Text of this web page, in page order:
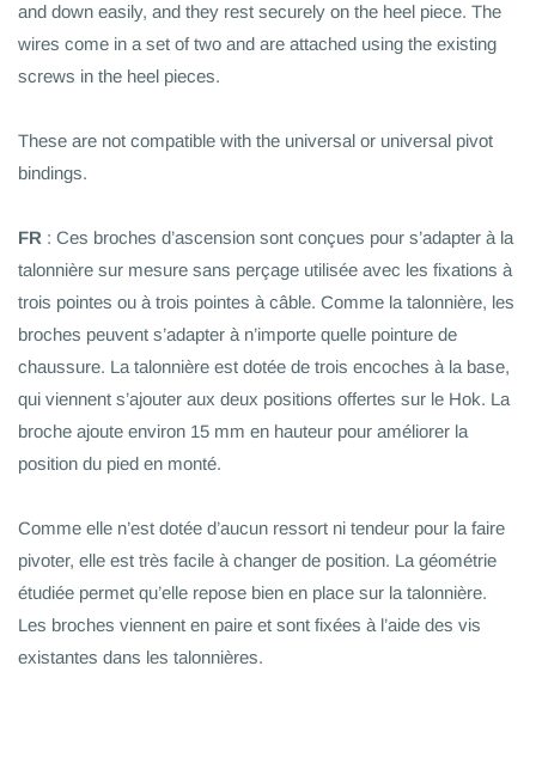
and down easily, and they rest securely on the heel piece. The
wires come in a set of two and are attached using the existing
screws in the heel pieces.
These are not compatible with the universal or universal pivot
bindings.
FR : Ces broches d’ascension sont conçues pour s’adapter à la
talonnière sur mesure sans perçage utilisée avec les fixations à
trois pointes ou à trois pointes à câble. Comme la talonnière, les
broches peuvent s’adapter à n’importe quelle pointure de
chaussure. La talonnière est dotée de trois encoches à la base,
qui viennent s’ajouter aux deux positions offertes sur le Hok. La
broche ajoute environ 15 mm en hauteur pour améliorer la
position du pied en monté.
Comme elle n’est dotée d’aucun ressort ni tendeur pour la faire
pivoter, elle est très facile à changer de position. La géométrie
étudiée permet qu’elle repose bien en place sur la talonnière.
Les broches viennent en paire et sont fixées à l’aide des vis
existantes dans les talonnières.